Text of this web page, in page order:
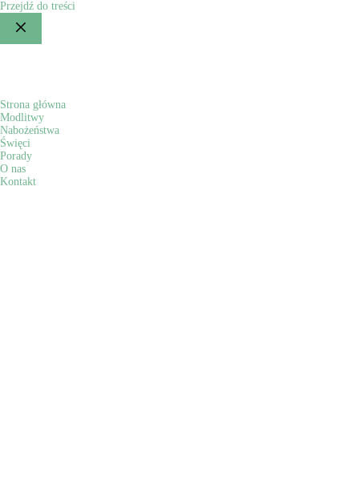
Przejdź do treści
Strona główna
Modlitwy
Nabożeństwa
Święci
Porady
O nas
Kontakt